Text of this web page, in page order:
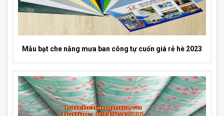
Mẫu bạt che nắng mưa ban công tự cuốn giá rẻ hè 2023